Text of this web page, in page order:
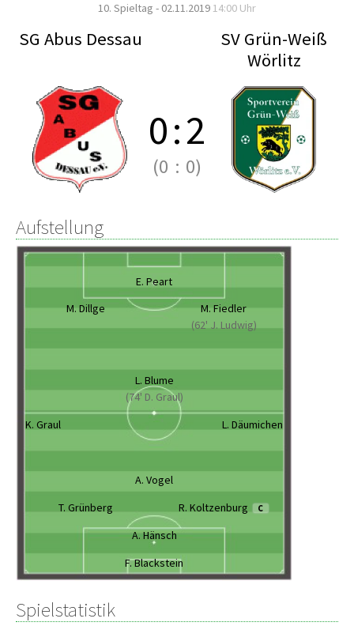
10. Spieltag - 02.11.2019 14:00 Uhr
SG Abus Dessau
SV Grün-Weiß
Wörlitz
0:2
(0 : 0)
Aufstellung
E. Peart
M. Dillge
M. Fiedler
(62' J. Ludwig)
L. Blume
(74' D. Graul)
K. Graul
L. Däumichen
A. Vogel
T. Grünberg
R. Koltzenburg C
A. Hänsch
F. Blackstein
Spielstatistik